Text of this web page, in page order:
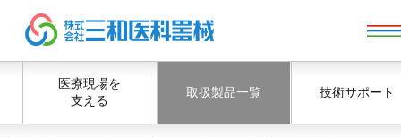
医療現場を
支える
取扱製品一覧 技術サポート